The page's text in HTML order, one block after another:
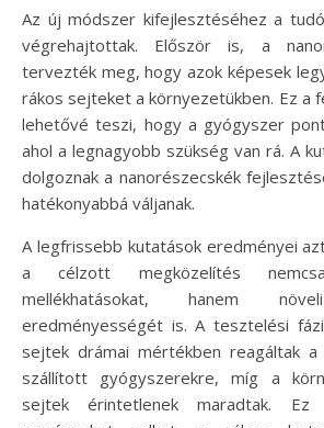
Az új módszer kifejlesztéséhez a
végrehajtottak. Először is, a
tervezték meg, hogy azok képesek
rákos sejteket a környezetükben. Ez a
lehetővé teszi, hogy a gyógyszer
ahol a legnagyobb szükség van rá. A
dolgoznak a nanorészecskék
hatékonyabbá váljanak.
A legfrissebb kutatások eredményei
a célzott megközelítés
mellékhatásokat, hanem
eredményességét is. A tesztelési
sejtek drámai mértékben reagáltak a
szállított gyógyszerekre, míg a
sejtek érintetlenek maradtak.